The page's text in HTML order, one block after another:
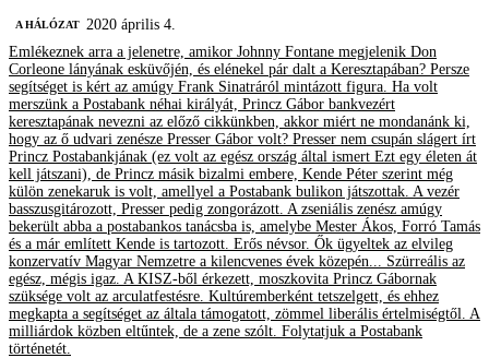
A HÁLÓZAT
2020 április 4.
Emlékeznek arra a jelenetre, amikor Johnny Fontane megjelenik Don
Corleone lányának esküvőjén, és elénekel pár dalt a Keresztapában? Persze
segítséget is kért az amúgy Frank Sinatráról mintázott figura. Ha volt
merszünk a Postabank néhai királyát, Princz Gábor bankvezért
keresztapának nevezni az előző cikkünkben, akkor miért ne mondanánk ki,
hogy az ő udvari zenésze Presser Gábor volt? Presser nem csupán slágert írt
Princz Postabankjának (ez volt az egész ország által ismert Ezt egy életen át
kell játszani), de Princz másik bizalmi embere, Kende Péter szerint még
külön zenekaruk is volt, amellyel a Postabank bulikon játszottak. A vezér
basszusgitározott, Presser pedig zongorázott. A zseniális zenész amúgy
bekerült abba a postabankos tanácsba is, amelybe Mester Ákos, Forró Tamás
és a már említett Kende is tartozott. Erős névsor. Ők ügyeltek az elvileg
konzervatív Magyar Nemzetre a kilencvenes évek közepén... Szürreális az
egész, mégis igaz. A KISZ-ből érkezett, moszkovita Princz Gábornak
szüksége volt az arculatfestésre. Kultúremberként tetszelgett, és ehhez
megkapta a segítséget az általa támogatott, zömmel liberális értelmiségtől. A
milliárdok közben eltűntek, de a zene szólt. Folytatjuk a Postabank
történetét.